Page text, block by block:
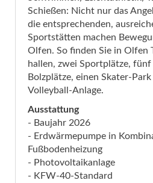
Schießen: Nicht nur das
die entsprechenden,
Sportstätten machen
Olfen. So finden Sie in Olfen
hallen, zwei Sportplätze,
Bolzplätze, einen Skater-
Volleyball-Anlage.
Ausstattung
- Baujahr 2026
- Erdwärmepumpe in
Fußbodenheizung
- Photovoltaikanlage
- KFW-40-Standard